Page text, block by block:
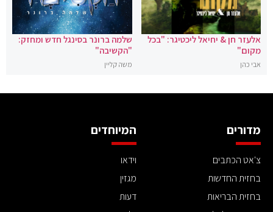
אלעזר חן & יחיאל ליכטיגר: "בכל
מקום"
אבי כהן
שלמה ברונר בסינגל חדש ומחזק:
"הקשיבה"
משה קליין
מדורים
צ'אט הכתבים
בחזית החדשות
בחזית הבריאות
המיוחדים
וידאו
מגזין
דעות